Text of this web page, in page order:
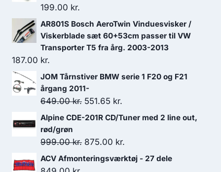
199.00 kr.
AR801S Bosch AeroTwin Vinduesvisker /
Viskerblade sæt 60+53cm passer til VW
Transporter T5 fra årg. 2003-2013
187.00 kr.
JOM Tårnstiver BMW serie 1 F20 og F21
årgang 2011-
649.00kr. Den
oprindelige
var:
649.00 kr..
551.65 kr.
aktuelle
er:
551.65 kr..
Alpine CDE-201R CD/Tuner med 2 line out,
rød/grøn
999.00kr. Den
oprindelige
875.00 kr.
aktuelle
ACV Afmonteringsværktøj - 27 dele